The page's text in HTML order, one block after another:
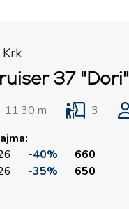
37 "Dori"
11.30 m 3
-40%
660
-35% 650